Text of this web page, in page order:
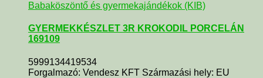
Babaköszöntő és gyermekajándékok (KIB)
GYERMEKKÉSZLET 3R KROKODIL PORCELÁN
169109
5999134419534
Forgalmazó: Vendesz KFT Származási hely: EU